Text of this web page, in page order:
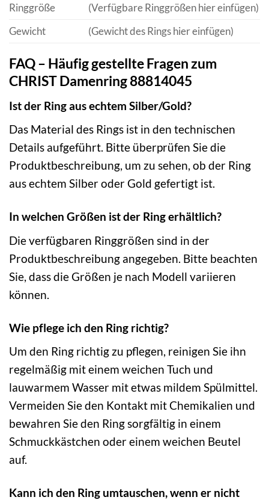
Ringgröße
(Verfügbare Ringgrößen hier einfügen)
Gewicht
(Gewicht des Rings hier einfügen)
FAQ – Häufig gestellte Fragen zum
CHRIST Damenring 88814045
Ist der Ring aus echtem Silber/Gold?
Das Material des Rings ist in den technischen
Details aufgeführt. Bitte überprüfen Sie die
Produktbeschreibung, um zu sehen, ob der Ring
aus echtem Silber oder Gold gefertigt ist.
In welchen Größen ist der Ring erhältlich?
Die verfügbaren Ringgrößen sind in der
Produktbeschreibung angegeben. Bitte beachten
Sie, dass die Größen je nach Modell variieren
können.
Wie pflege ich den Ring richtig?
Um den Ring richtig zu pflegen, reinigen Sie ihn
regelmäßig mit einem weichen Tuch und
lauwarmem Wasser mit etwas mildem Spülmittel.
Vermeiden Sie den Kontakt mit Chemikalien und
bewahren Sie den Ring sorgfältig in einem
Schmuckkästchen oder einem weichen Beutel
auf.
Kann ich den Ring umtauschen, wenn er nicht